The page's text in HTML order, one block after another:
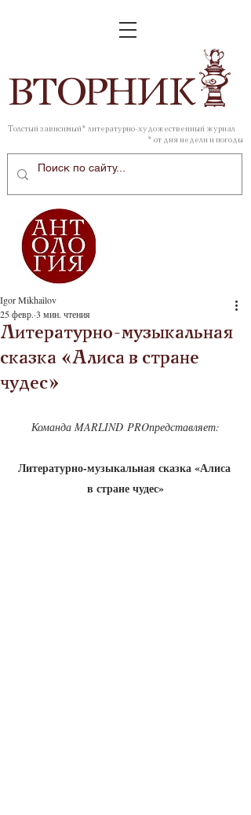
ВТОРНИК
Толстый зависимый* литературно-художественный журнал
* от дня недели и погоды
Литературно-музыкальная
сказка «Алиса в стране
чудес»
Igor Mikhailov
25 февр. 3 мин. чтения
Команда MARLIND PROпредставляет:
Литературно-музыкальная сказка «Алиса
в стране чудес»